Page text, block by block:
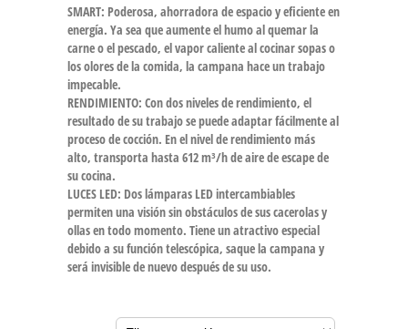
SMART: Poderosa, ahorradora de espacio y eficiente en
energía. Ya sea que aumente el humo al quemar la
carne o el pescado, el vapor caliente al cocinar sopas o
los olores de la comida, la campana hace un trabajo
impecable.
RENDIMIENTO: Con dos niveles de rendimiento, el
resultado de su trabajo se puede adaptar fácilmente al
proceso de cocción. En el nivel de rendimiento más
alto, transporta hasta 612 m³/h de aire de escape de
su cocina.
LUCES LED: Dos lámparas LED intercambiables
permiten una visión sin obstáculos de sus cacerolas y
ollas en todo momento. Tiene un atractivo especial
debido a su función telescópica, saque la campana y
será invisible de nuevo después de su uso.